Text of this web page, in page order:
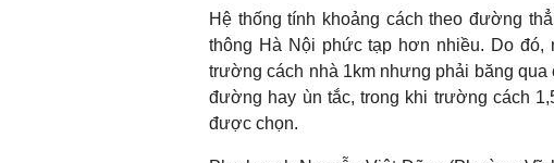
Hệ thống tính khoảng cách theo đường
thông Hà Nội phức tạp hơn nhiều. Do đó,
trường cách nhà 1km nhưng phải băng
đường hay ùn tắc, trong khi trường cách
được chọn.